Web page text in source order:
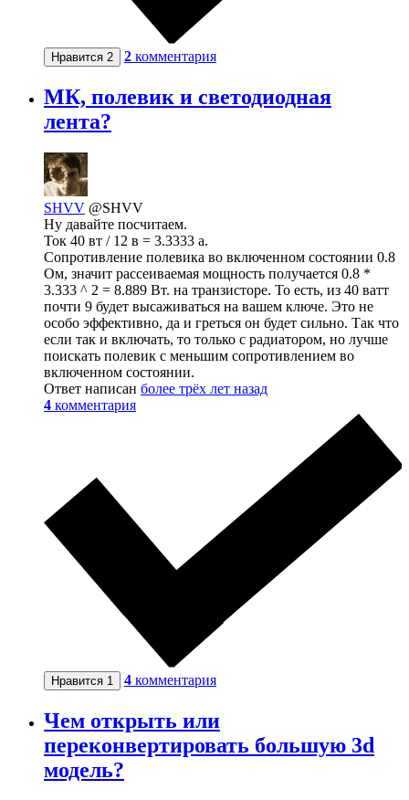
Нравится 2 2 комментария
МК, полевик и светодиодная
лента?
SHVV @SHVV
Ну давайте посчитаем.
Ток 40 вт / 12 в = 3.3333 а.
Сопротивление полевика во включенном состоянии 0.8
Ом, значит рассеиваемая мощность получается 0.8 *
3.333 ^ 2 = 8.889 Вт. на транзисторе. То есть, из 40 ватт
почти 9 будет высаживаться на вашем ключе. Это не
особо эффективно, да и греться он будет сильно. Так что
если так и включать, то только с радиатором, но лучше
поискать полевик с меньшим сопротивлением во
включенном состоянии.
Ответ написан более трёх лет назад
4 комментария
Нравится 1 4 комментария
Чем открыть или
переконвертировать большую 3d
модель?